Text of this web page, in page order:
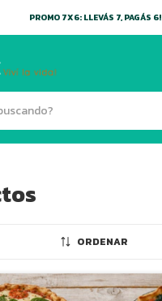
PROMO 7X6: LLEVÁS 7, PAGÁS 6!
ORDENAR